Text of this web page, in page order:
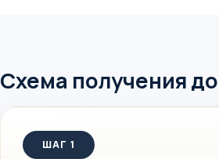
Схема получения